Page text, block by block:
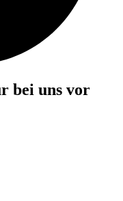
bei uns vor